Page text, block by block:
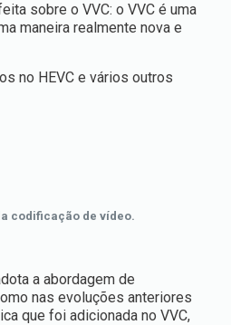
sobre o VVC: o VVC é uma
maneira realmente nova e
no HEVC e vários outros
codificação de vídeo.
a abordagem de
nas evoluções anteriores
que foi adicionada no VVC,